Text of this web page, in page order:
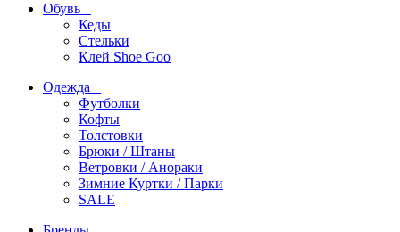
Обувь
Кеды
Стельки
Клей Shoe Goo
Одежда
Футболки
Кофты
Толстовки
Брюки / Штаны
Ветровки / Анораки
Зимние Куртки / Парки
SALE